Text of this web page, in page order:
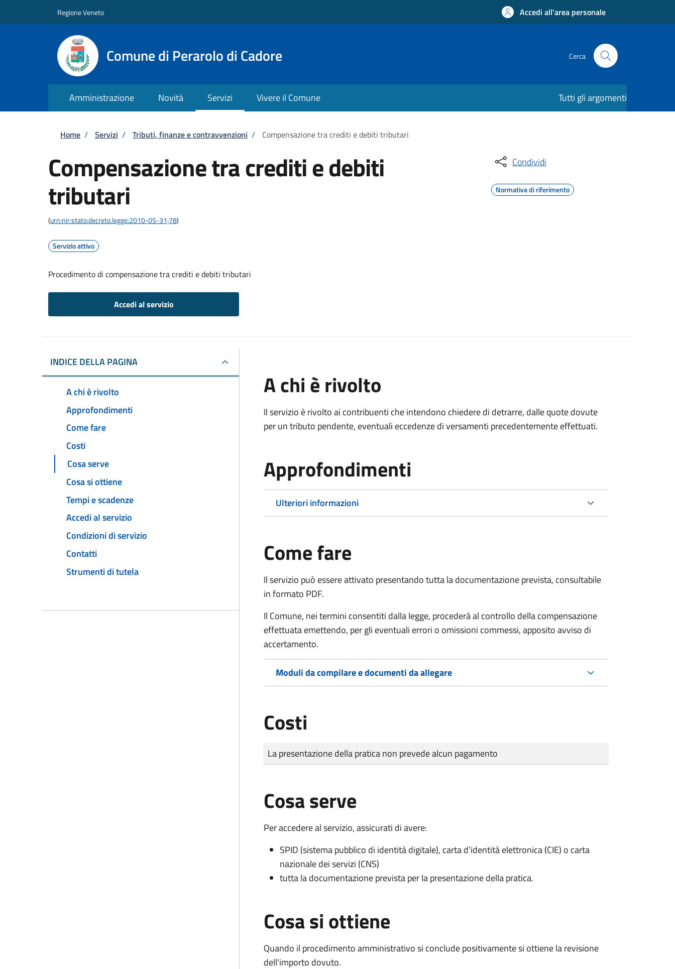
Regione Veneto Accedi all'area personale
Comune di Perarolo di Cadore Cerca
Amministrazione Novità Servizi Vivere il Comune Tutti gli argomenti
Briciole di pane
Home / Servizi / Tributi, finanze e contravvenzioni / Compensazione tra crediti e debiti tributari
Compensazione tra crediti e debiti
tributari
(urn:nir:stato:decreto.legge:2010-05-31;78)
Servizio attivo
Procedimento di compensazione tra crediti e debiti tributari
Accedi al servizio
Condividi
Normativa di riferimento
INDICE DELLA PAGINA
A chi è rivolto
Approfondimenti
Come fare
Costi
Cosa serve
Cosa si ottiene
Tempi e scadenze
Accedi al servizio
Condizioni di servizio
Contatti
Strumenti di tutela
A chi è rivolto
Il servizio è rivolto ai contribuenti che intendono chiedere di detrarre, dalle quote dovute
per un tributo pendente, eventuali eccedenze di versamenti precedentemente effettuati.
Approfondimenti
Ulteriori informazioni
Come fare
Il servizio può essere attivato presentando tutta la documentazione prevista, consultabile
in formato PDF.
Il Comune, nei termini consentiti dalla legge, procederà al controllo della compensazione
effettuata emettendo, per gli eventuali errori o omissioni commessi, apposito avviso di
accertamento.
Moduli da compilare e documenti da allegare
Costi
Tipo di pagamento
Importo
La presentazione della pratica non prevede alcun pagamento
Cosa serve
Per accedere al servizio, assicurati di avere:
SPID (sistema pubblico di identità digitale), carta d’identità elettronica (CIE) o carta
nazionale dei servizi (CNS)
tutta la documentazione prevista per la presentazione della pratica.
Cosa si ottiene
Quando il procedimento amministrativo si conclude positivamente si ottiene la revisione
dell'importo dovuto.